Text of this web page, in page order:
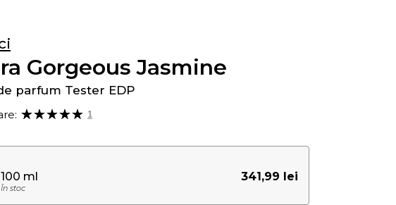
Gorgeous Jasmine
parfum Tester EDP
1
341,99 lei
100 ml
În stoc